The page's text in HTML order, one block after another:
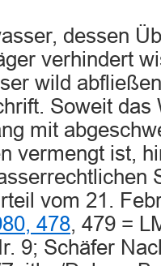
dessen
verhindert
wild
Soweit
mit
vermengt ist,
vom 21.
478, 479 =
9; Schäfer